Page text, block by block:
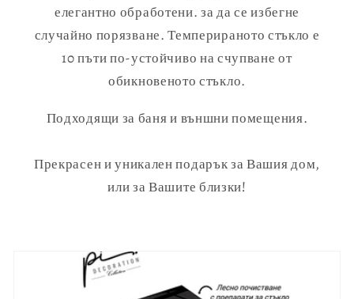
елегантно обработени. за да се избегне
случайно порязване. Темперираното стъкло е
10 пъти по-устойчиво на счупване от
обикновеното стъкло.
Подходящи за баня и външни помещения.
Прекрасен и уникален подарък за Вашия дом,
или за Вашите близки!